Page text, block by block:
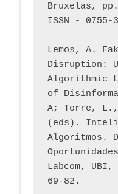
Bruxelas,
ISSN - 0755-
Lemos, A.
Disruption:
Algorithmic
of
A; Torre,
(eds).
Algoritmos.
Labcom,
69-82.